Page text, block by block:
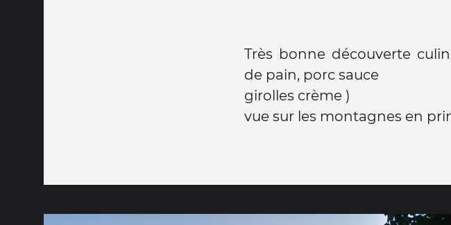
Très bonne découverte
de pain, porc sauce
girolles crème )
vue sur les montagnes en